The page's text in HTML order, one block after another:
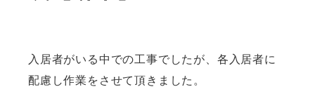
入居者がいる中での工事でしたが、各入居者に
配慮し作業をさせて頂きました。